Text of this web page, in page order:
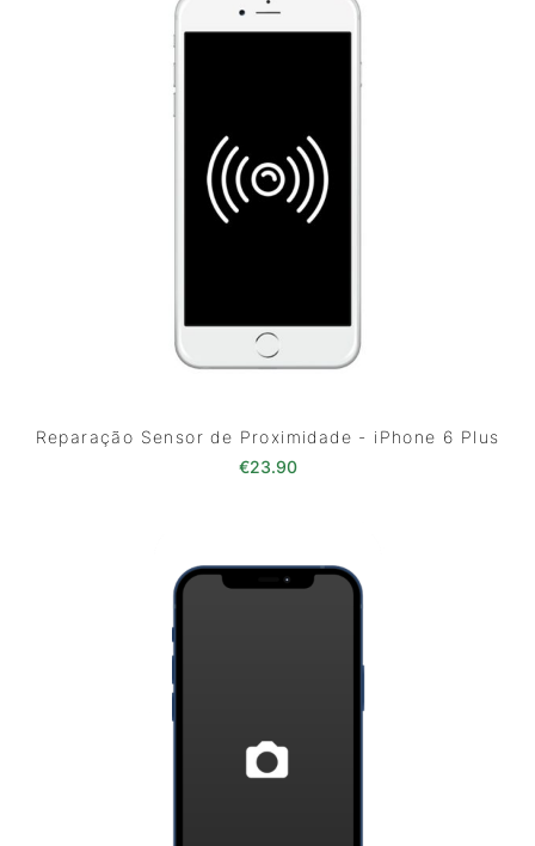
Reparação Sensor de Proximidade - iPhone 6 Plus
€23.90